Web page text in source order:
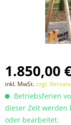
1.850,00
inkl. MwSt.zzgl.
Betriebsferien
dieser Zeit werden
oder bearbeitet.